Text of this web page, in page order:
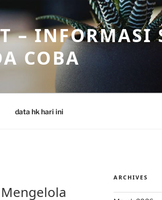
– INFORMASI
COBA
data hk hari ini
ARCHIVES